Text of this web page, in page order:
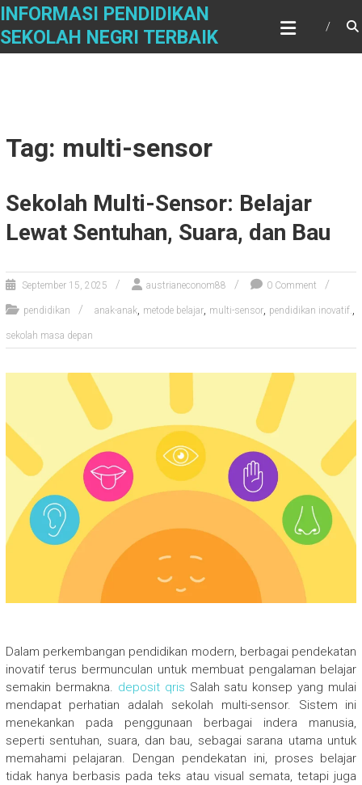
Skip
content
INFORMASI PENDIDIKAN
SEKOLAH NEGRI TERBAIK
Tag: multi-sensor
Sekolah Multi-Sensor: Belajar
Lewat Sentuhan, Suara, dan Bau
September 15, 2025 austrianeconom88 0 Comment
pendidikan anak-anak, metode belajar, multi-sensor, pendidikan inovatif.,
sekolah masa depan
Dalam perkembangan pendidikan modern, berbagai pendekatan
inovatif terus bermunculan untuk membuat pengalaman belajar
semakin bermakna. deposit qris Salah satu konsep yang mulai
mendapat perhatian adalah sekolah multi-sensor. Sistem ini
menekankan pada penggunaan berbagai indera manusia,
seperti sentuhan, suara, dan bau, sebagai sarana utama untuk
memahami pelajaran. Dengan pendekatan ini, proses belajar
tidak hanya berbasis pada teks atau visual semata, tetapi juga